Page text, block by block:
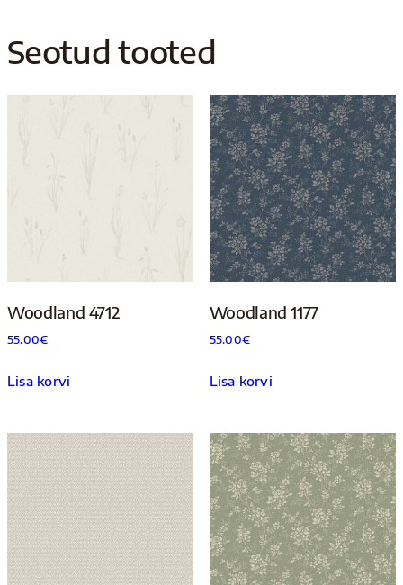
Seotud tooted
Woodland 4712
55.00€
Lisa korvi
Woodland 1177
55.00€
Lisa korvi